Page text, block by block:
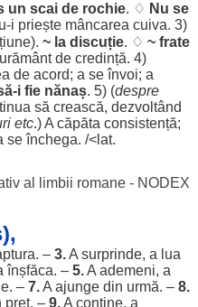
un scaide rochie. ♢ Nu se
i priește mâncarea cuiva. 3)
). ~ la discuție. ♢ ~ frate
de credință. 4)
de acord; a seînvoi; a
i fie nănaș. 5) (despre
să crească, dezvoltând
etc.) A căpăta consistență;
seînchega. /<lat.
al limbii romane - NODEX
. – 3.A surprinde, a lua
înșfăca. – 5.A ademeni, a
. – 7.A ajungedin urmă. – 8.
preț. – 9.A conține, a